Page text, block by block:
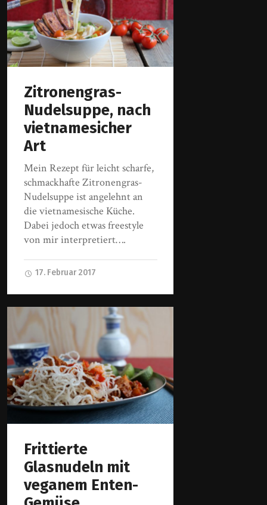
Zitronengras-
Nudelsuppe, nach
vietnamesicher
Art
Mein Rezept für leicht scharfe,
schmackhafte Zitronengras-
Nudelsuppe ist angelehnt an
die vietnamesische Küche.
Dabei jedoch etwas freestyle
von mir interpretiert….
17. Februar 2017
Frittierte
Glasnudeln mit
veganem Enten-